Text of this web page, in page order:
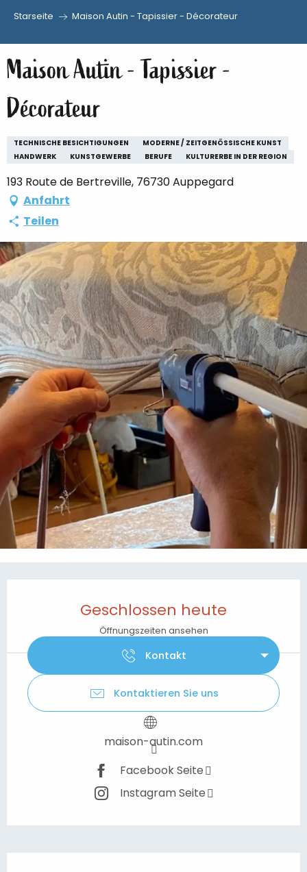
au
contenu
principal
Starseite Maison Autin - Tapissier - Décorateur
Maison Autin - Tapissier -
Décorateur
TECHNISCHE BESICHTIGUNGEN
MODERNE / ZEITGENÖSSISCHE KUNST
HANDWERK
KUNSTGEWERBE BERUFE KULTURERBE IN DER REGION
193 Route de Bertreville, 76730 Auppegard
Anfahrt
Teilen
Geschlossen heute
Öffnungszeiten ansehen
Kontakt
Kontaktieren Sie uns
maison-autin.com
Facebook Seite
Instagram Seite